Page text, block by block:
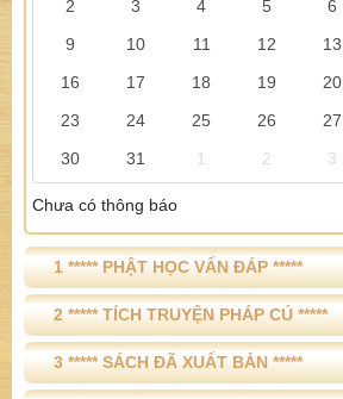
2 3 4 5 6
9
10 11 12 13
16
17 18 19 20
23
24 25 26 27
30
31 1 2 3
Chưa có thông báo
1 ***** PHẬT HỌC VẤN ĐÁP *****
2 ***** TÍCH TRUYỆN PHÁP CÚ *****
3 ***** SÁCH ĐÃ XUẤT BẢN *****